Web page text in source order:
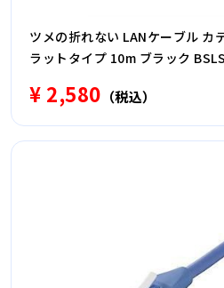
ツメの折れない LANケーブル カ
ラットタイプ 10m ブラック
¥ 2,580 （税込）